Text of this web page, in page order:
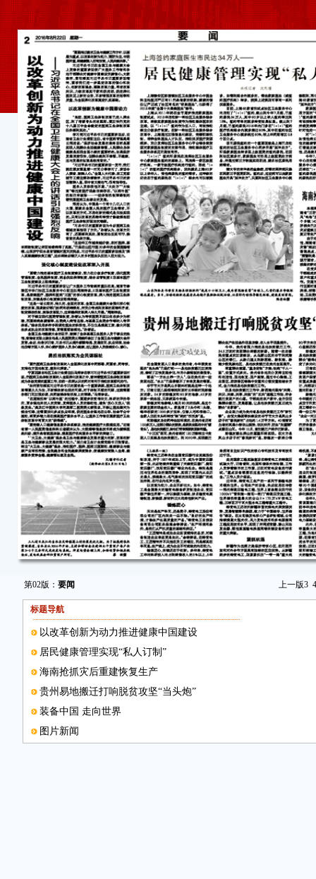
第02版： 要闻 上一版3 4
标题导航
以改革创新为动力推进健康中国建设
居民健康管理实现“私人订制”
海南抢抓灾后重建恢复生产
贵州易地搬迁打响脱贫攻坚“当头炮”
装备中国 走向世界
图片新闻